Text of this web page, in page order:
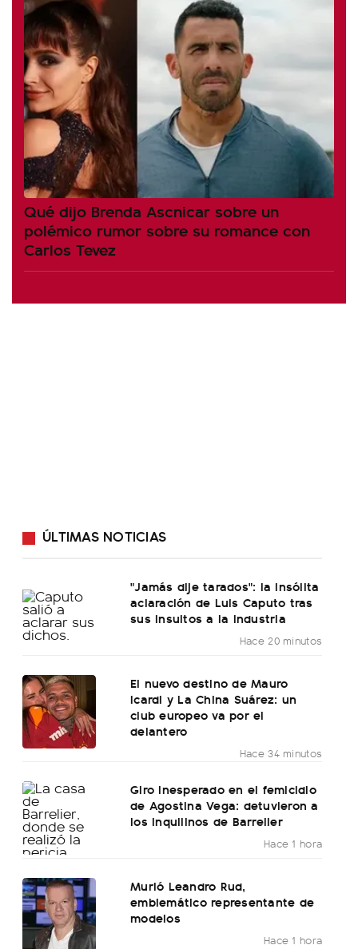
Qué dijo Brenda Ascnicar sobre un
polémico rumor sobre su romance con
Carlos Tevez
ÚLTIMAS NOTICIAS
"Jamás dije tarados": la insólita
aclaración de Luis Caputo tras
sus insultos a la industria
Hace 20 minutos
El nuevo destino de Mauro
Icardi y La China Suárez: un
club europeo va por el
delantero
Hace 34 minutos
Giro inesperado en el femicidio
de Agostina Vega: detuvieron a
los inquilinos de Barrelier
Hace 1 hora
Murió Leandro Rud,
emblemático representante de
modelos
Hace 1 hora